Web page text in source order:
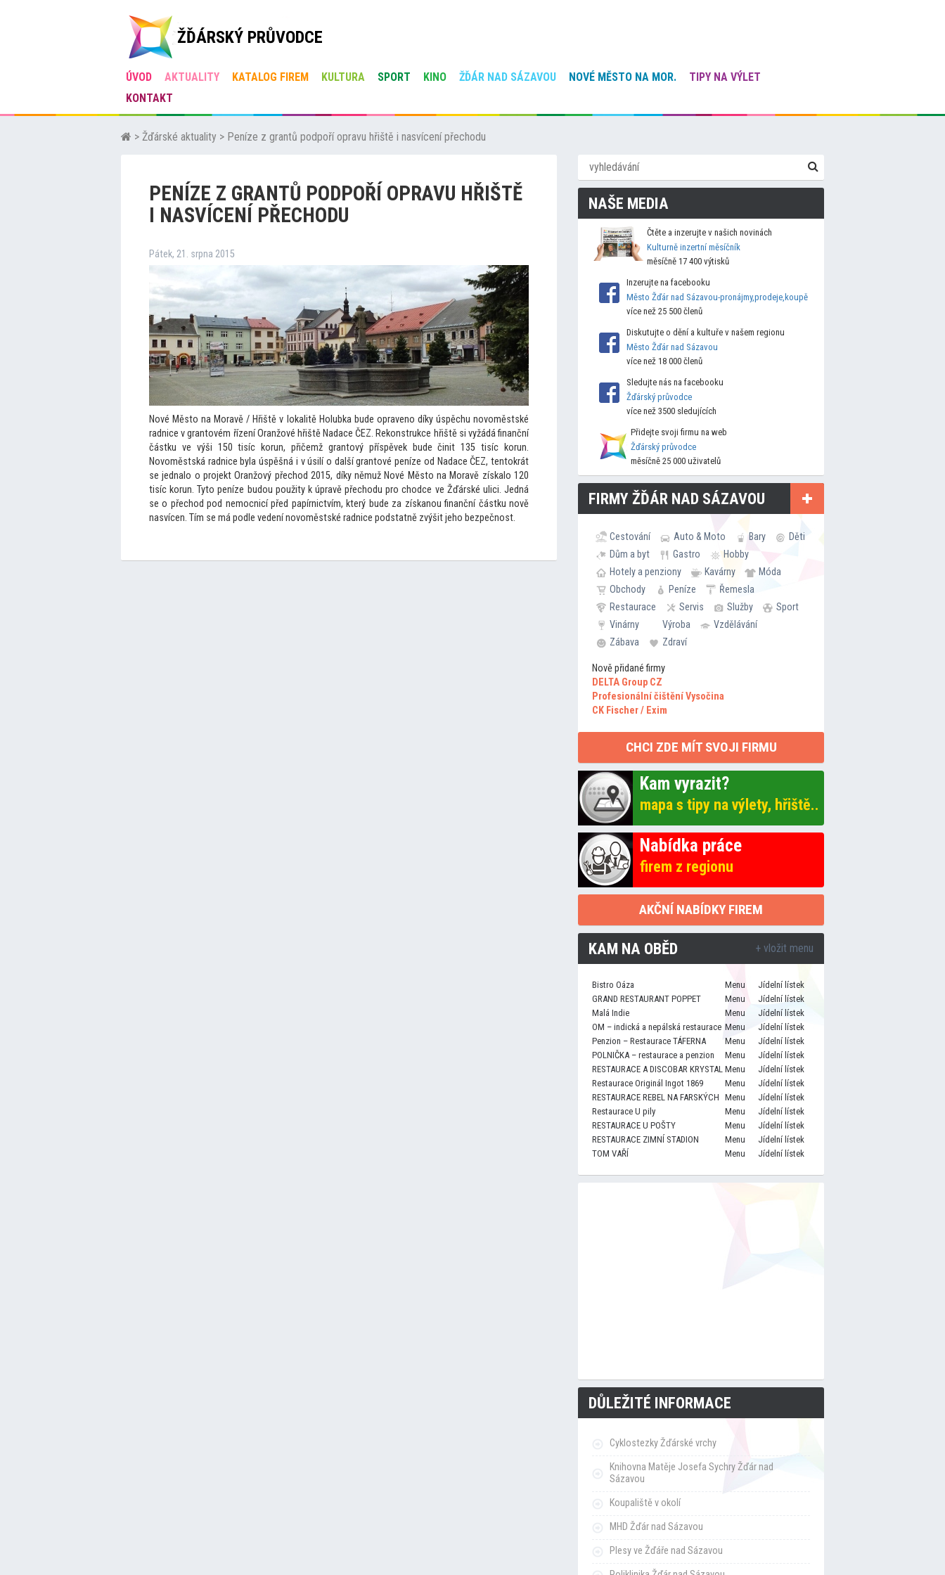
ŽĎÁRSKÝ PRŮVODCE
ÚVOD AKTUALITY KATALOG FIREM KULTURA SPORT KINO ŽĎÁR NAD SÁZAVOU NOVÉ MĚSTO NA MOR.
TIPY NA VÝLET
KONTAKT
> Žďárské aktuality > Peníze z grantů podpoří opravu hřiště i nasvícení přechodu
PENÍZE Z GRANTŮ PODPOŘÍ OPRAVU HŘIŠTĚ
I NASVÍCENÍ PŘECHODU
Pátek, 21. srpna 2015
Nové Město na Moravě / Hřiště v lokalitě Holubka bude opraveno díky úspěchu novoměstské
radnice v grantovém řízení Oranžové hřiště Nadace ČEZ. Rekonstrukce hřiště si vyžádá finanční
částku ve výši 150 tisíc korun, přičemž grantový příspěvek bude činit 135 tisíc korun.
Novoměstská radnice byla úspěšná i v úsilí o další grantové peníze od Nadace ČEZ, tentokrát
se jednalo o projekt Oranžový přechod 2015, díky němuž Nové Město na Moravě získalo 120
tisíc korun. Tyto peníze budou použity k úpravě přechodu pro chodce ve Žďárské ulici. Jedná
se o přechod pod nemocnicí před papírnictvím, který bude za získanou finanční částku nově
nasvícen. Tím se má podle vedení novoměstské radnice podstatně zvýšit jeho bezpečnost.
NAŠE MEDIA
Čtěte a inzerujte v našich novinách
Kulturně inzertní měsíčník
měsíčně 17 400 výtisků
Inzerujte na facebooku
Město Žďár nad Sázavou-pronájmy,prodeje,koupě
více než 25 500 členů
Diskutujte o dění a kultuře v našem regionu
Město Žďár nad Sázavou
více než 18 000 členů
Sledujte nás na facebooku
Žďárský průvodce
více než 3500 sledujících
Přidejte svoji firmu na web
Žďárský průvodce
měsíčně 25 000 uživatelů
FIRMY ŽĎÁR NAD SÁZAVOU
Cestování Auto & Moto Bary
Děti
Dům a byt
Gastro
Hobby
Hotely a penziony
Kavárny
Móda
Obchody
Peníze
Řemesla
Restaurace
Servis Služby
Sport
Vinárny
Výroba
Vzdělávání
Zábava
Zdraví
Nově přidané firmy
DELTA Group CZ
Profesionální čištění Vysočina
CK Fischer / Exim
CHCI ZDE MÍT SVOJI FIRMU
Kam vyrazit?
mapa s tipy na výlety, hřiště..
Nabídka práce
firem z regionu
AKČNÍ NABÍDKY FIREM
KAM NA OBĚD + vložit menu
Bistro Oáza Menu
Jídelní lístek
GRAND RESTAURANT POPPET
Menu
Jídelní lístek
Malá Indie
Menu
Jídelní lístek
OM – indická a nepálská restaurace Menu
Jídelní lístek
Penzion – Restaurace TÁFERNA
Menu
Jídelní lístek
POLNIČKA – restaurace a penzion
Menu
Jídelní lístek
RESTAURACE A DISCOBAR KRYSTAL Menu
Jídelní lístek
Restaurace Originál Ingot 1869
Menu
Jídelní lístek
RESTAURACE REBEL NA FARSKÝCH Menu
Jídelní lístek
Restaurace U pily
Menu
Jídelní lístek
RESTAURACE U POŠTY
Menu
Jídelní lístek
RESTAURACE ZIMNÍ STADION
Menu
Jídelní lístek
TOM VAŘÍ
Menu Jídelní lístek
DŮLEŽITÉ INFORMACE
Cyklostezky Žďárské vrchy
Knihovna Matěje Josefa Sychry Žďár nad
Sázavou
Koupaliště v okolí
MHD Žďár nad Sázavou
Plesy ve Žďáře nad Sázavou